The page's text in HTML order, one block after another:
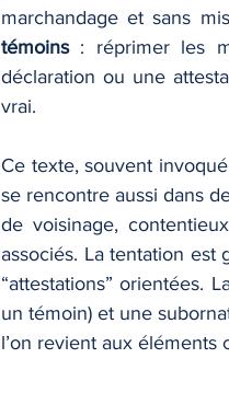
marchandage et sans
témoins : réprimer les
déclaration ou une
vrai.
Ce texte, souvent
se rencontre aussi dans
de voisinage,
associés. La tentation est
“attestations” orientées.
un témoin) et une
l’on revient aux éléments